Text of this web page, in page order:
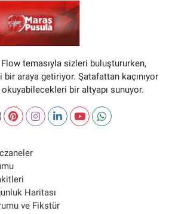
temasıyla sizleri buluştururken,
araya getiriyor. Şatafattan kaçınıyor
bir altyapı sunuyor.
Haritası
ve Fikstür